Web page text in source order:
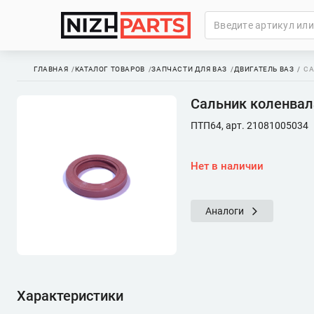
ГЛАВНАЯ КАТАЛОГ ТОВАРОВ ЗАПЧАСТИ ДЛЯ ВАЗ ДВИГАТЕЛЬ ВАЗ
Сальник
ПТП64, арт. 21081005034
Нет в наличии
Аналоги
Характеристики